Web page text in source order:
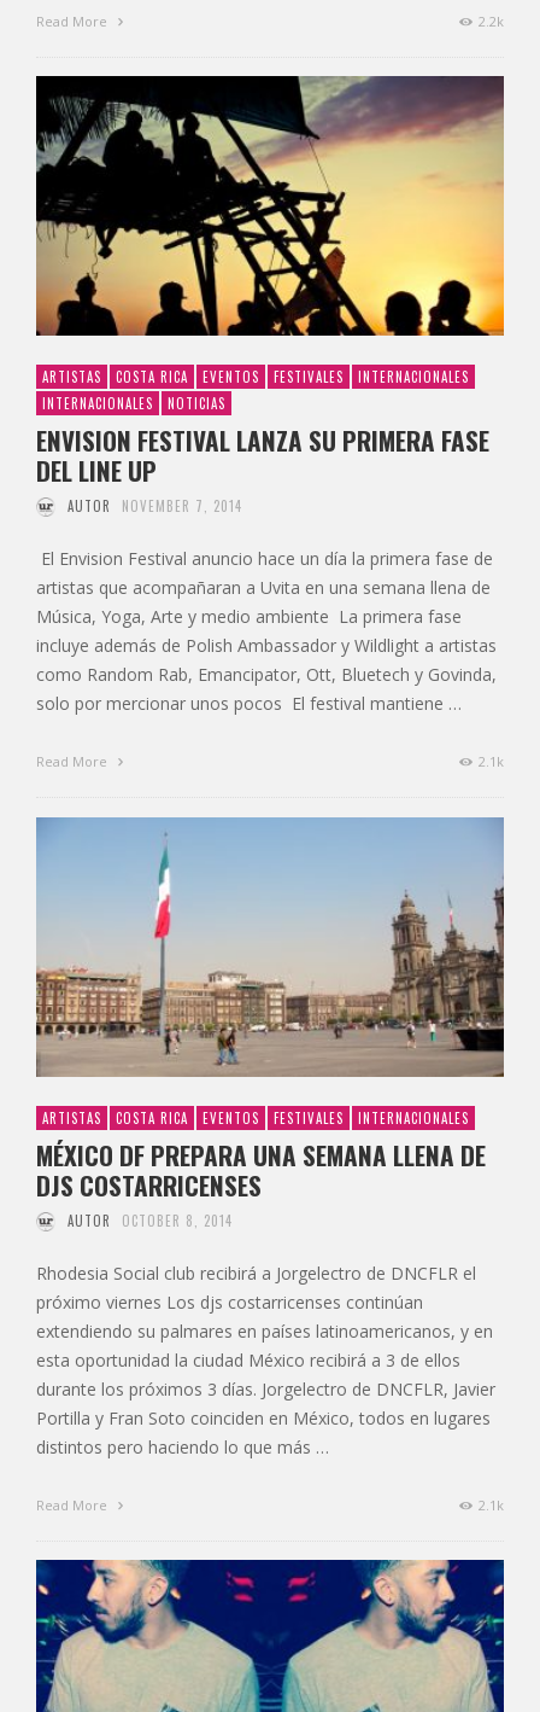
Read More 2.2k
ARTISTAS COSTA RICA EVENTOS FESTIVALES
INTERNACIONALES
INTERNACIONALES
NOTICIAS
ENVISION FESTIVAL LANZA SU PRIMERA FASE
DEL LINE UP
AUTOR NOVEMBER 7, 2014
El Envision Festival anuncio hace un día la primera fase de
artistas que acompañaran a Uvita en una semana llena de
Música, Yoga, Arte y medio ambiente La primera fase
incluye además de Polish Ambassador y Wildlight a artistas
como Random Rab, Emancipator, Ott, Bluetech y Govinda,
solo por mercionar unos pocos El festival mantiene …
Read More 2.1k
ARTISTAS COSTA RICA EVENTOS FESTIVALES INTERNACIONALES
MÉXICO DF PREPARA UNA SEMANA LLENA DE
DJS COSTARRICENSES
AUTOR OCTOBER 8, 2014
Rhodesia Social club recibirá a Jorgelectro de DNCFLR el
próximo viernes Los djs costarricenses continúan
extendiendo su palmares en países latinoamericanos, y en
esta oportunidad la ciudad México recibirá a 3 de ellos
durante los próximos 3 días. Jorgelectro de DNCFLR, Javier
Portilla y Fran Soto coinciden en México, todos en lugares
distintos pero haciendo lo que más …
Read More 2.1k